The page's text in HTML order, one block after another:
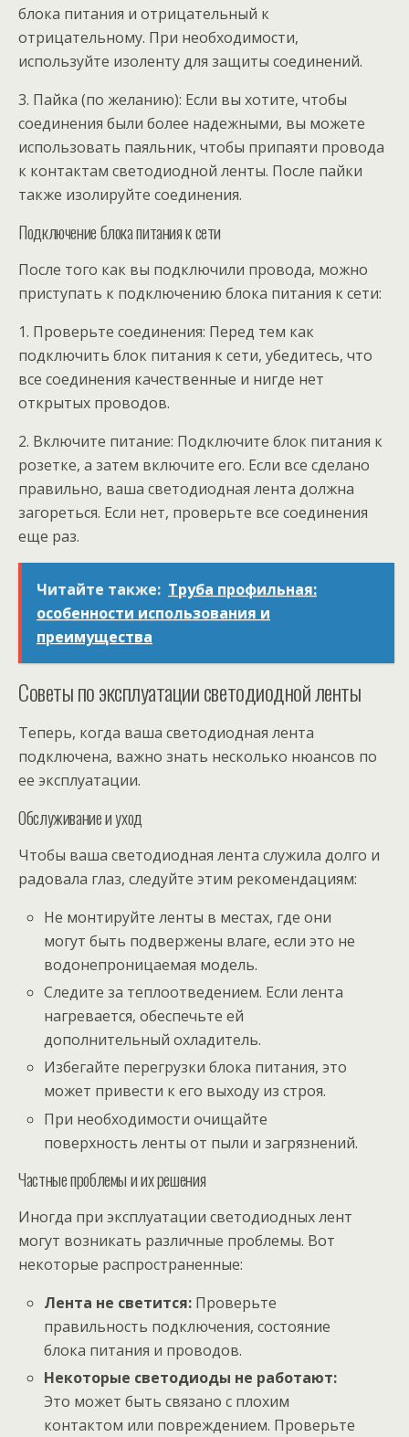
блока питания и отрицательный к
отрицательному. При необходимости,
используйте изоленту для защиты соединений.
3. Пайка (по желанию): Если вы хотите, чтобы
соединения были более надежными, вы можете
использовать паяльник, чтобы припаяти провода
к контактам светодиодной ленты. После пайки
также изолируйте соединения.
Подключение блока питания к сети
После того как вы подключили провода, можно
приступать к подключению блока питания к сети:
1. Проверьте соединения: Перед тем как
подключить блок питания к сети, убедитесь, что
все соединения качественные и нигде нет
открытых проводов.
2. Включите питание: Подключите блок питания к
розетке, а затем включите его. Если все сделано
правильно, ваша светодиодная лента должна
загореться. Если нет, проверьте все соединения
еще раз.
Читайте также: Труба профильная:
особенности использования и
преимущества
Советы по эксплуатации светодиодной ленты
Теперь, когда ваша светодиодная лента
подключена, важно знать несколько нюансов по
ее эксплуатации.
Обслуживание и уход
Чтобы ваша светодиодная лента служила долго и
радовала глаз, следуйте этим рекомендациям:
Не монтируйте ленты в местах, где они
могут быть подвержены влаге, если это не
водонепроницаемая модель.
Следите за теплоотведением. Если лента
нагревается, обеспечьте ей
дополнительный охладитель.
Избегайте перегрузки блока питания, это
может привести к его выходу из строя.
При необходимости очищайте
поверхность ленты от пыли и загрязнений.
Частные проблемы и их решения
Иногда при эксплуатации светодиодных лент
могут возникать различные проблемы. Вот
некоторые распространенные:
Лента не светится: Проверьте
правильность подключения, состояние
блока питания и проводов.
Некоторые светодиоды не работают:
Это может быть связано с плохим
контактом или повреждением. Проверьте